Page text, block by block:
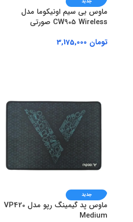
ماوس بی سیم اونیکوما مدل
CW905 Wireless صورتی
تومان
جدید
ماوس پد گیمینگ رپو مدل VP420
Medium